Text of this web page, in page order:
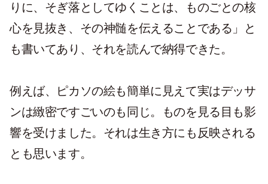
りに、そぎ落としてゆくことは、ものごとの核
心を見抜き、その神髄を伝えることである」と
も書いてあり、それを読んで納得できた。
例えば、ピカソの絵も簡単に見えて実はデッサ
ンは緻密ですごいのも同じ。ものを見る目も影
響を受けました。それは生き方にも反映される
とも思います。